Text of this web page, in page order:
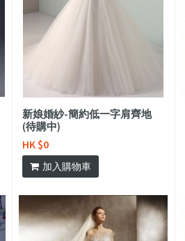
新娘婚紗-簡約低一字肩齊地
(待購中)
HK $0
加入購物車